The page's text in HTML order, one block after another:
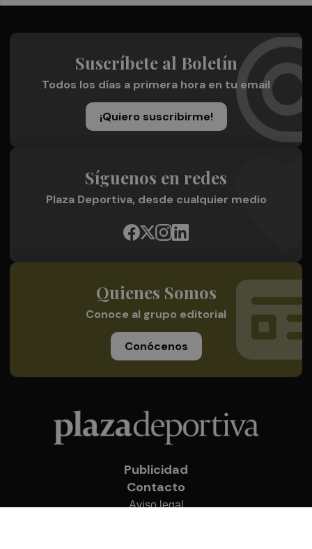
Suscríbete al Boletín
Todos los días a primera hora en tu email
¡Quiero suscribirme!
Síguenos en redes
Plaza Deportiva, desde cualquier medio
Quienes Somos
Conoce al grupo editorial
Conócenos
Publicidad
Contacto
Aviso legal